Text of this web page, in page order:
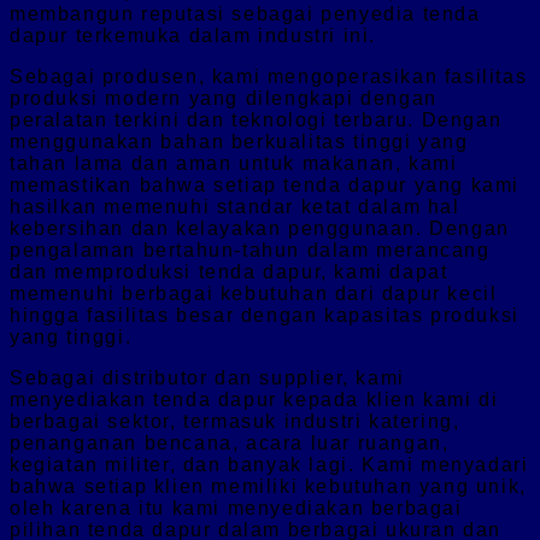
membangun reputasi sebagai penyedia tenda
dapur terkemuka dalam industri ini.
Sebagai produsen, kami mengoperasikan fasilitas
produksi modern yang dilengkapi dengan
peralatan terkini dan teknologi terbaru. Dengan
menggunakan bahan berkualitas tinggi yang
tahan lama dan aman untuk makanan, kami
memastikan bahwa setiap tenda dapur yang kami
hasilkan memenuhi standar ketat dalam hal
kebersihan dan kelayakan penggunaan. Dengan
pengalaman bertahun-tahun dalam merancang
dan memproduksi tenda dapur, kami dapat
memenuhi berbagai kebutuhan dari dapur kecil
hingga fasilitas besar dengan kapasitas produksi
yang tinggi.
Sebagai distributor dan supplier, kami
menyediakan tenda dapur kepada klien kami di
berbagai sektor, termasuk industri katering,
penanganan bencana, acara luar ruangan,
kegiatan militer, dan banyak lagi. Kami menyadari
bahwa setiap klien memiliki kebutuhan yang unik,
oleh karena itu kami menyediakan berbagai
pilihan tenda dapur dalam berbagai ukuran dan